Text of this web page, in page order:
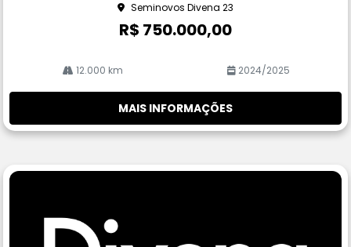
Seminovos Divena 23
R$ 750.000,00
12.000 km 2024/2025
MAIS INFORMAÇÕES